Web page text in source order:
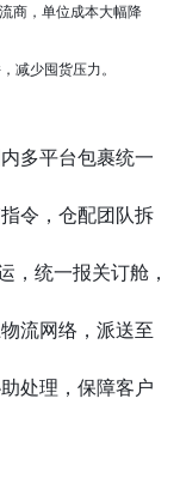
商，单位成本大幅降
减少囤货压力。
多平台包裹统一
令，仓配团队拆
，统一报关订舱，
流网络，派送至
处理，保障客户